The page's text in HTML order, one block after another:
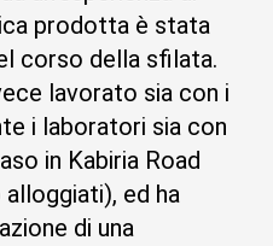
prodotta è stata
corso della sfilata.
lavorato sia con i
i laboratori sia con
in Kabiria Road
ed ha
di una